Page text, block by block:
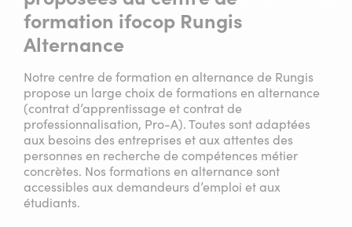
formation ifocop Rungis
Alternance
Notre centre de formation en alternance de Rungis
propose un large choix de formations en alternance
(contrat d’apprentissage et contrat de
professionnalisation, Pro-A). Toutes sont adaptées
aux besoins des entreprises et aux attentes des
personnes en recherche de compétences métier
concrètes. Nos formations en alternance sont
accessibles aux demandeurs d’emploi et aux
étudiants.